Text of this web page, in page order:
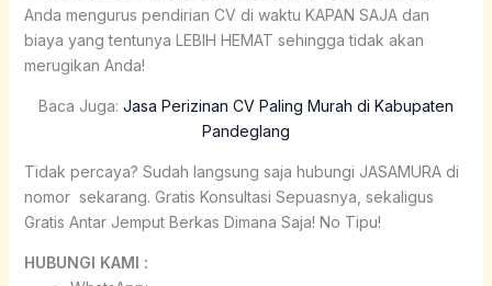
Anda mengurus pendirian CV di waktu KAPAN SAJA dan
biaya yang tentunya LEBIH HEMAT sehingga tidak akan
merugikan Anda!
Baca Juga: Jasa Perizinan CV Paling Murah di Kabupaten
Pandeglang
Tidak percaya? Sudah langsung saja hubungi JASAMURA di
nomor sekarang. Gratis Konsultasi Sepuasnya, sekaligus
Gratis Antar Jemput Berkas Dimana Saja! No Tipu!
HUBUNGI KAMI :